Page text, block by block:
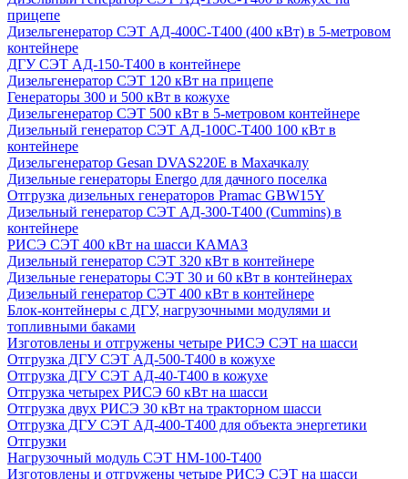
прицепе
Дизельгенератор СЭТ АД-400С-Т400 (400 кВт) в 5-метровом
контейнере
ДГУ СЭТ АД-150-Т400 в контейнере
Дизельгенератор СЭТ 120 кВт на прицепе
Генераторы 300 и 500 кВт в кожухе
Дизельгенератор СЭТ 500 кВт в 5-метровом контейнере
Дизельный генератор СЭТ АД-100С-Т400 100 кВт в
контейнере
Дизельгенератор Gesan DVAS220E в Махачкалу
Дизельные генераторы Energo для дачного поселка
Отгрузка дизельных генераторов Pramac GВW15Y
Дизельный генератор СЭТ АД-300-Т400 (Cummins) в
контейнере
РИСЭ СЭТ 400 кВт на шасси КАМАЗ
Дизельный генератор СЭТ 320 кВт в контейнере
Дизельные генераторы СЭТ 30 и 60 кВт в контейнерах
Дизельный генератор СЭТ 400 кВт в контейнере
Блок-контейнеры с ДГУ, нагрузочными модулями и
топливными баками
Изготовлены и отгружены четыре РИСЭ СЭТ на шасси
Отгрузка ДГУ СЭТ АД-500-Т400 в кожухе
Отгрузка ДГУ СЭТ АД-40-Т400 в кожухе
Отгрузка четырех РИСЭ 60 кВт на шасси
Отгрузка двух РИСЭ 30 кВт на тракторном шасси
Отгрузка ДГУ СЭТ АД-400-Т400 для объекта энергетики
Отгрузки
Нагрузочный модуль СЭТ НМ-100-Т400
Изготовлены и отгружены четыре РИСЭ СЭТ на шасси